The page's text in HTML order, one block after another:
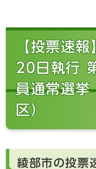
【投票速
20日執行
員通常選挙
区）
綾部市の投票